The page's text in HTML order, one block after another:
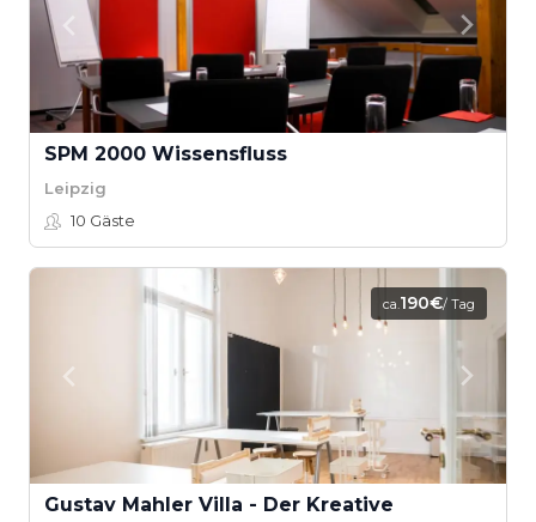
SPM 2000 Wissensfluss
Leipzig
10 Gäste
ca.190€/ Tag
Gustav Mahler Villa - Der Kreative